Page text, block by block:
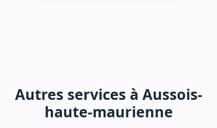
Autres services à Aussois-
haute-maurienne